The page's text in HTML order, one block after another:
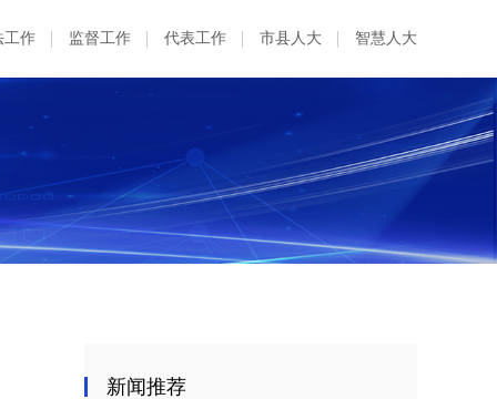
工作 监督工作 代表工作 市县人大 智慧人大
新闻推荐